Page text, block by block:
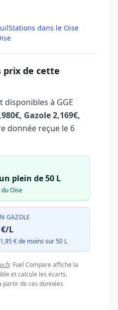
Stations dans le Oise
prix de cette
disponibles à GGE
Gazole 2,169€,
donnée reçue le 6
plein de 50 L
Oise
GAZOLE
€/L
€ de moins sur 50 L
. Fuel Compare affiche la
et calcule les écarts,
partir de ces données